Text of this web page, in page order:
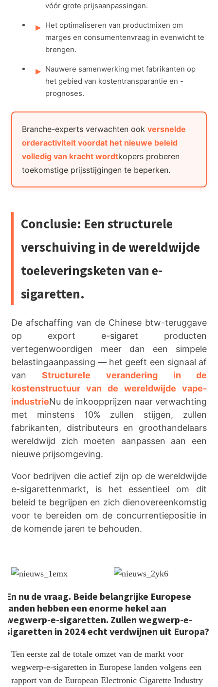
vóór grote prijsaanpassingen.
Het optimaliseren van productmixen om
marges en consumentenvraag in evenwicht te
brengen.
Nauwere samenwerking met fabrikanten op
het gebied van kostentransparantie en -
prognoses.
Branche-experts verwachten ook versnelde
orderactiviteit voordat het nieuwe beleid
volledig van kracht wordtkopers proberen
toekomstige prijsstijgingen te beperken.
Conclusie: Een structurele
verschuiving in de wereldwijde
toeleveringsketen van e-
sigaretten.
De afschaffing van de Chinese btw-teruggave
op export e-sigaret producten
vertegenwoordigen meer dan een simpele
belastingaanpassing — het geeft een signaal af
vanStructurele verandering in de
kostenstructuur van de wereldwijde vape-
industrieNu de inkoopprijzen naar verwachting
met minstens 10% zullen stijgen, zullen
fabrikanten, distributeurs en groothandelaars
wereldwijd zich moeten aanpassen aan een
nieuwe prijsomgeving.
Voor bedrijven die actief zijn op de wereldwijde
e-sigarettenmarkt, is het essentieel om dit
beleid te begrijpen en zich dienovereenkomstig
voor te bereiden om de concurrentiepositie in
de komende jaren te behouden.
En nu de vraag. Beide belangrijke Europese
landen hebben een enorme hekel aan
wegwerp-e-sigaretten. Zullen wegwerp-e-
sigaretten in 2024 echt verdwijnen uit Europa?
Ten eerste zal de totale omzet van de markt voor
wegwerp-e-sigaretten in Europese landen volgens een
rapport van de European Electronic Cigarette Industry